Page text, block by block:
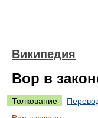
Википедия
Вор в
Толкование